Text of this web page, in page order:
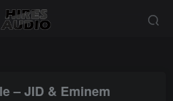
– JID & Eminem